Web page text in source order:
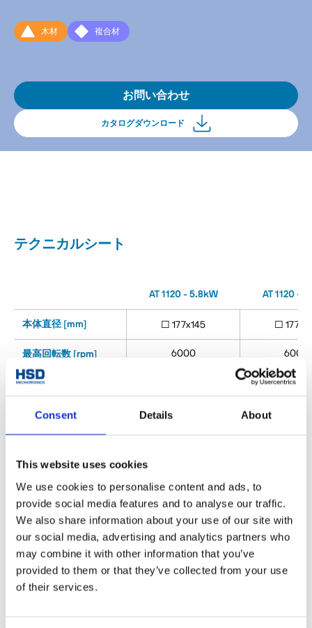
Consent Details About
This website uses cookies
We use cookies to personalise content and ads, to
provide social media features and to analyse our traffic.
We also share information about your use of our site with
our social media, advertising and analytics partners who
may combine it with other information that you’ve
provided to them or that they’ve collected from your use
of their services.
木材 複合材
お問い合わせ
カタログダウンロード
テクニカルシート
AT 1120 - 5.8kW AT 1120 -
本体直径 [mm] □ 177x145 □
最高回転数 [rpm] 6000 6000
トルク S1/S6 (40%)
[kW]
定格電圧 [V]
ース
Keyed (Linguetta) Keyed
Shaft driven fun
albero))
Shaft
冷却ハウジング